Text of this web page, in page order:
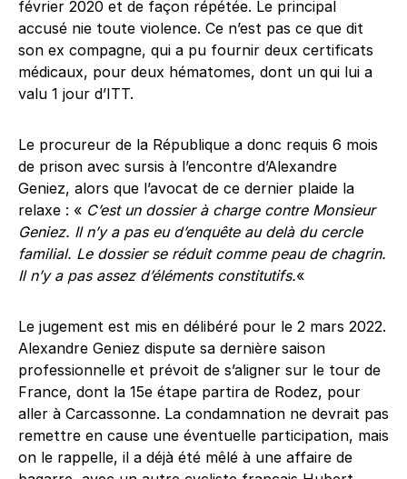
février 2020 et de façon répétée. Le principal
accusé nie toute violence. Ce n’est pas ce que dit
son ex compagne, qui a pu fournir deux certificats
médicaux, pour deux hématomes, dont un qui lui a
valu 1 jour d’ITT.
Le procureur de la République a donc requis 6 mois
de prison avec sursis à l’encontre d’Alexandre
Geniez, alors que l’avocat de ce dernier plaide la
relaxe : « C’est un dossier à charge contre Monsieur
Geniez. Il n’y a pas eu d’enquête au delà du cercle
familial. Le dossier se réduit comme peau de chagrin.
Il n’y a pas assez d’éléments constitutifs.«
Le jugement est mis en délibéré pour le 2 mars 2022.
Alexandre Geniez dispute sa dernière saison
professionnelle et prévoit de s’aligner sur le tour de
France, dont la 15e étape partira de Rodez, pour
aller à Carcassonne. La condamnation ne devrait pas
remettre en cause une éventuelle participation, mais
on le rappelle, il a déjà été mêlé à une affaire de